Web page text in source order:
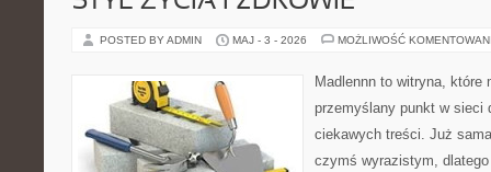
POSTED BY ADMIN MAJ - 3 - 2026 MOŻLIWOŚĆ
Madlennn to witryna, które
przemyślany punkt w sieci
ciekawych treści. Już
czymś wyrazistym,